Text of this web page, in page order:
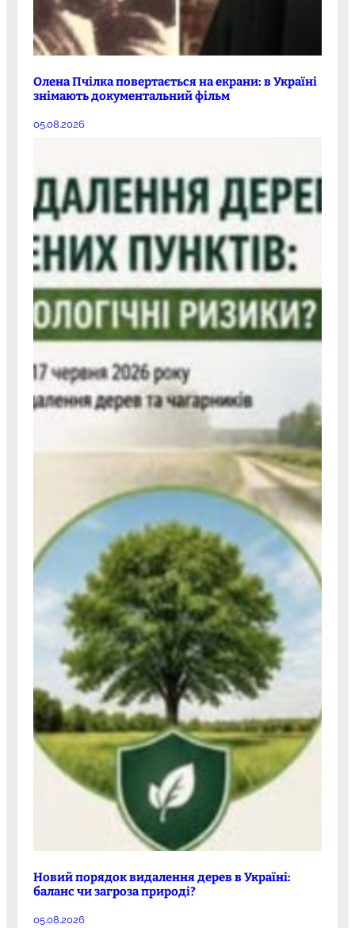
Олена Пчілка повертається на екрани: в Україні
знімають документальний фільм
05.08.2026
Новий порядок видалення дерев в Україні:
баланс чи загроза природі?
05.08.2026